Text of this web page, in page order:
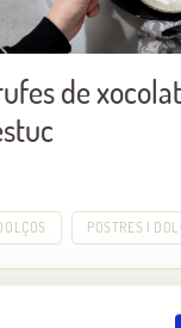
de
POSTRES I